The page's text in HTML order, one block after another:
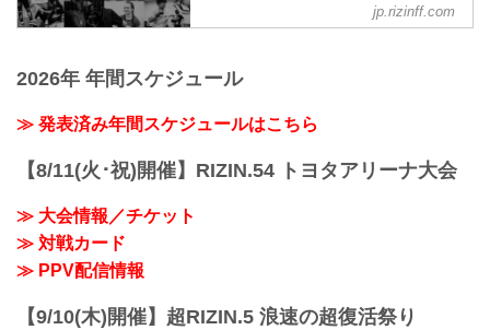
RIZIN オープンフィンガーグローブ キッ
（LOSE）細川一颯 vs. 宇佐美正パトリッ
2R 2分59秒 TKO（レフェリーストップ）
≫ 試合結果詳...
BACKSTAGE GALLERY の記事一覧 - 格
イジン ファイティング フェデレーショ
いきます。
jp.rizinff.com
2026年 年間スケジュール
≫ 発表済み年間スケジュールはこちら
【8/11(火･祝)開催】RIZIN.54 トヨタアリーナ大会
≫ 大会情報／チケット
≫ 対戦カード
≫ PPV配信情報
【9/10(木)開催】超RIZIN.5 浪速の超復活祭り